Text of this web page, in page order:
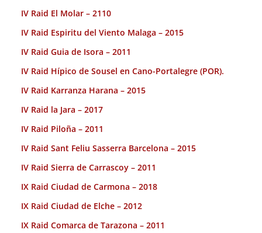
IV Raid El Molar – 2110
IV Raid Espiritu del Viento Malaga – 2015
IV Raid Guia de Isora – 2011
IV Raid Hípico de Sousel en Cano-Portalegre (POR).
IV Raid Karranza Harana – 2015
IV Raid la Jara – 2017
IV Raid Piloña – 2011
IV Raid Sant Feliu Sasserra Barcelona – 2015
IV Raid Sierra de Carrascoy – 2011
IX Raid Ciudad de Carmona – 2018
IX Raid Ciudad de Elche – 2012
IX Raid Comarca de Tarazona – 2011